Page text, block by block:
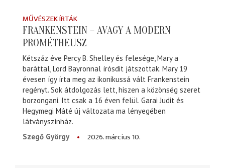
MŰVÉSZEK ÍRTÁK
FRANKENSTEIN – AVAGY A MODERN
PROMÉTHEUSZ
Kétszáz éve Percy B. Shelley és felesége, Mary a
baráttal, Lord Bayronnal írósdit játszottak. Mary 19
évesen így írta meg az ikonikussá vált Frankenstein
regényt. Sok átdolgozás lett, hiszen a közönség szeret
borzongani. Itt csak a 16 éven felül. Garai Judit és
Hegymegi Máté új változata ma lényegében
látványszínház.
Szegő György
2026. március 10.